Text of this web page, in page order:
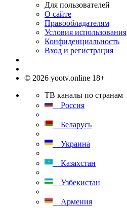
Для пользователей
О сайте
Правообладателям
Условия использования
Конфиденциальность
Вход и регистрация
© 2026 yootv.online 18+
ТВ каналы по странам
Россия
Беларусь
Украина
Казахстан
Узбекистан
Армения